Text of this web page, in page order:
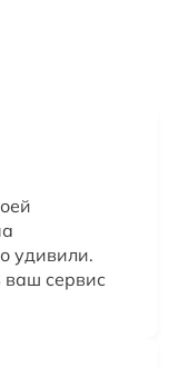
удивили.
ваш сервис